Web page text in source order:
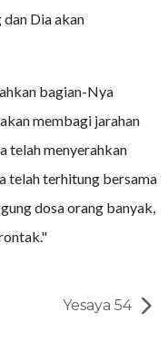
Dia akan
bagian-Nya
membagi jarahan
telah menyerahkan
telah terhitung bersama
dosa orang banyak,
Yesaya 54